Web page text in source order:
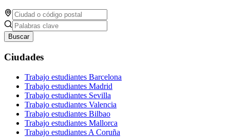
Buscar
Ciudades
Trabajo estudiantes Barcelona
Trabajo estudiantes Madrid
Trabajo estudiantes Sevilla
Trabajo estudiantes Valencia
Trabajo estudiantes Bilbao
Trabajo estudiantes Mallorca
Trabajo estudiantes A Coruña